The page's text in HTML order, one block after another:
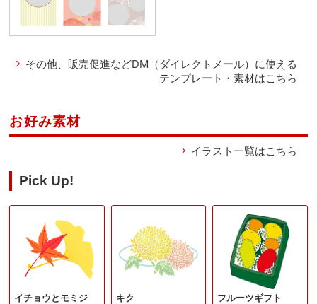
その他、販売促進などDM（ダイレクトメール）に使える
テンプレート・素材はこちら
お好み素材
イラスト一覧はこちら
Pick Up!
イチョウとモミジ キク フルーツギフト